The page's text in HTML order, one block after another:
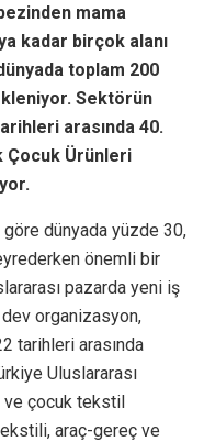
mama
kadar birçok alanı
toplam 200
Sektörün
arasında 40.
Çocuk Ürünleri
göre dünyada yüzde 30,
önemli bir
pazarda yeni iş
organizasyon,
tarihleri arasında
Uluslararası
ve çocuk tekstil
araç-gereç ve